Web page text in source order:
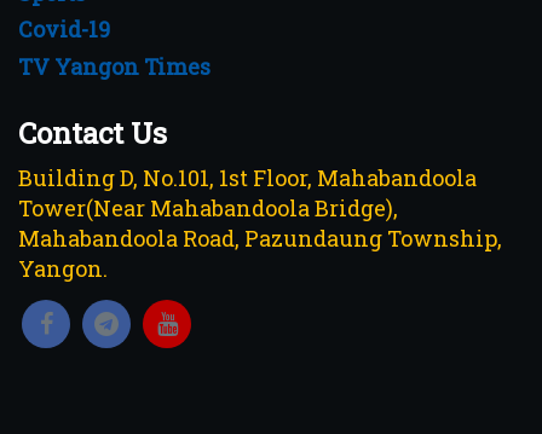
Covid-19
TV Yangon Times
Contact Us
Building D, No.101, 1st Floor, Mahabandoola
Tower(Near Mahabandoola Bridge),
Mahabandoola Road, Pazundaung Township,
Yangon.